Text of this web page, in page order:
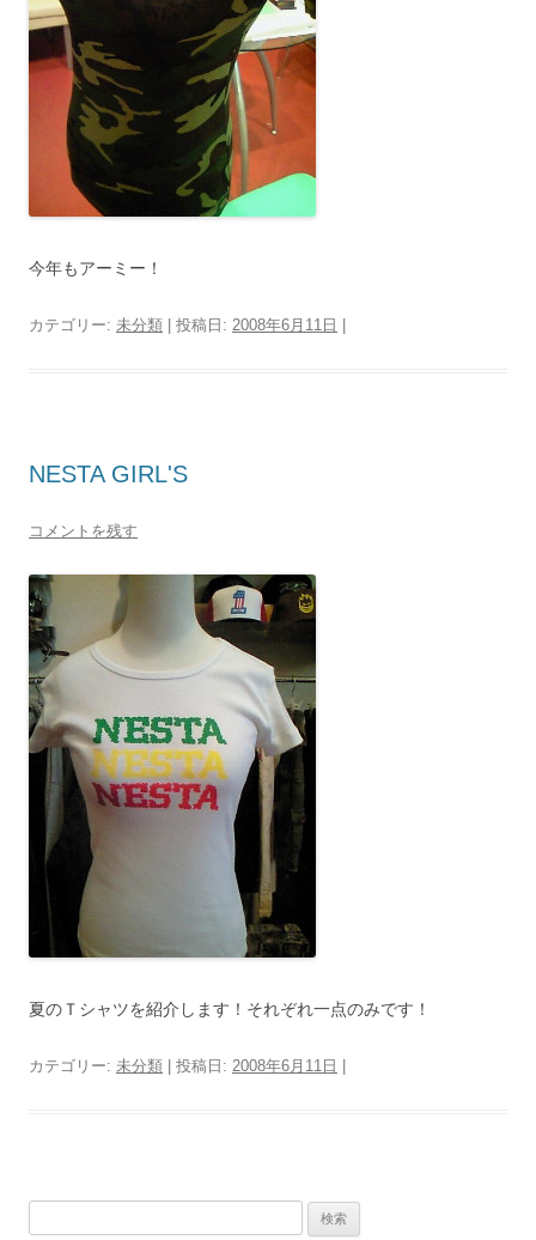
今年もアーミー！
カテゴリー: 未分類 | 投稿日: 2008年6月11日
NESTA GIRL'S
コメントを残す
夏のＴシャツを紹介します！それぞれ一点のみです！
カテゴリー: 未分類 | 投稿日: 2008年6月11日